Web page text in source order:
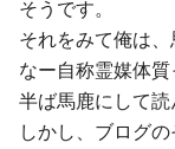
そうです。
それをみて俺は
なー自称霊媒体質
半ば馬鹿にして読
しかし、ブログ